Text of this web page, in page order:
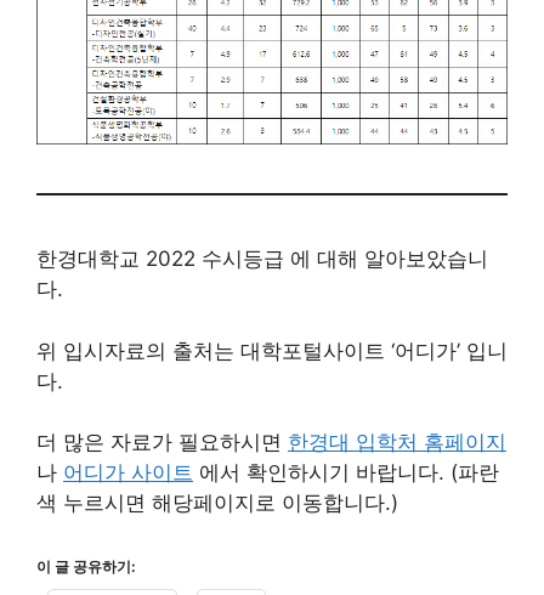
한경대학교 2022 수시등급 에 대해 알아보았습니
다.
위 입시자료의 출처는 대학포털사이트 ‘어디가’ 입니
다.
더 많은 자료가 필요하시면 한경대 입학처 홈페이지
나 어디가 사이트 에서 확인하시기 바랍니다. (파란
색 누르시면 해당페이지로 이동합니다.)
이 글 공유하기: